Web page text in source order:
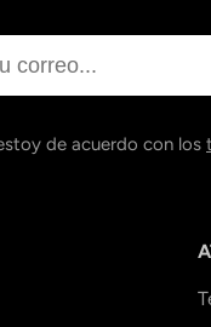
de acuerdo con los